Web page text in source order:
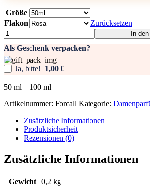
Größe
Flakon
Zurücksetzen
Als Geschenk verpacken?
Ja, bitte! 1,00 €
Damenparfüm
-
Forcall
Menge
In
50 ml – 100 ml
Artikelnummer: Forcall Kategorie:
Zusätzliche Informationen
Produktsicherheit
Rezensionen (0)
Zusätzliche Informationen
Gewicht 0,2 kg